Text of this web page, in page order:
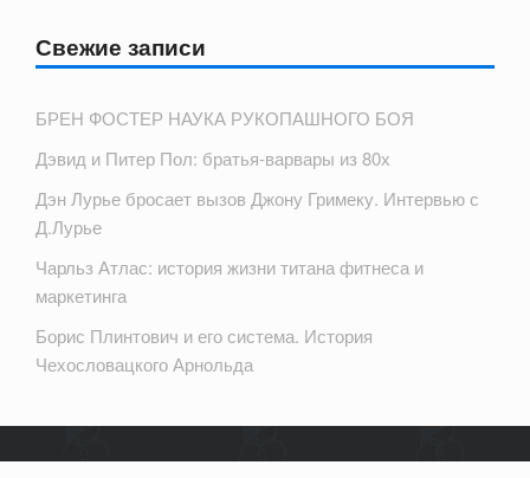
Свежие записи
БРЕН ФОСТЕР НАУКА РУКОПАШНОГО БОЯ
Дэвид и Питер Пол: братья-варвары из 80х
Дэн Лурье бросает вызов Джону Гримеку. Интервью с
Д.Лурье
Чарльз Атлас: история жизни титана фитнеса и
маркетинга
Борис Плинтович и его система. История
Чехословацкого Арнольда